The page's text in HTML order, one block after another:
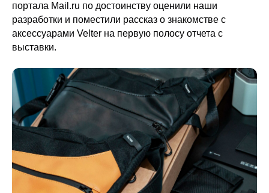
портала Mail.ru по достоинству оценили наши
разработки и поместили рассказ о знакомстве с
аксессуарами Velter на первую полосу отчета с
выставки.